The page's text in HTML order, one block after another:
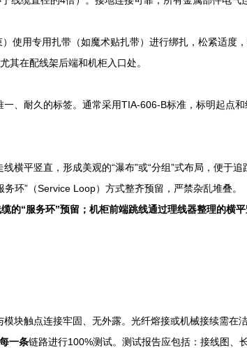
使用专用扎带（如魔术贴扎带）进行绑扎，松紧适度，
其在配线架后端和机柜入口处。
、耐久的标签。通常采用TIA-606-B标准，标明起点
横平竖直，形成美观的“瀑布”或“分组”式布局，便于追
环”（Service Loop）方式整齐预留，严禁杂乱堆叠。
“服务环”预留；机柜前端跳线通过理线器整理的横
块触点连接牢固、无外露。光纤熔接或机械接续需在
每一条链路进行100%测试。测试报告应包括：接线图、